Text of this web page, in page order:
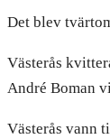
Det blev
Västerås
André Boman
Västerås vann